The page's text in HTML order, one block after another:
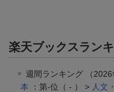
楽天ブックスラン
週間ランキング （
本 ：第-位（ - ） > 人文